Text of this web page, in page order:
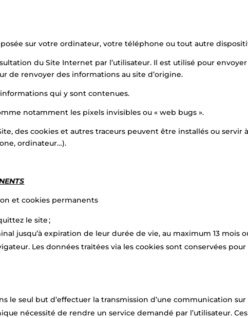
sur votre ordinateur, votre téléphone ou tout autre
du Site Internet par l’utilisateur. Il est utilisé pour
de renvoyer des informations au site d’origine.
qui y sont contenues.
notamment les pixels invisibles ou « web bugs ».
des cookies et autres traceurs peuvent être installés ou servir
ordinateur…).
et cookies permanents
le site ;
jusqu’à expiration de leur durée de vie, au maximum 13 mois
Les données traitées via les cookies sont conservées
le seul but d’effectuer la transmission d’une communication sur
nécessité de rendre un service demandé par l’utilisateur.